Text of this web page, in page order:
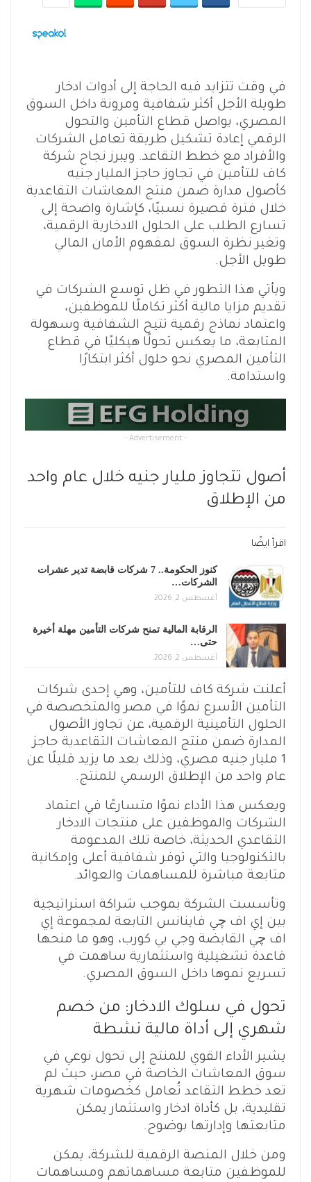
في وقت تتزايد فيه الحاجة إلى أدوات ادخار
طويلة الأجل أكثر شفافية ومرونة داخل السوق
المصري، يواصل قطاع التأمين والتحول
الرقمي إعادة تشكيل طريقة تعامل الشركات
والأفراد مع خطط التقاعد. ويبرز نجاح شركة
كاف للتأمين في تجاوز حاجز المليار جنيه
كأصول مدارة ضمن منتج المعاشات التقاعدية
خلال فترة قصيرة نسبيًا، كإشارة واضحة إلى
تسارع الطلب على الحلول الادخارية الرقمية،
وتغير نظرة السوق لمفهوم الأمان المالي
طويل الأجل.
ويأتي هذا التطور في ظل توسع الشركات في
تقديم مزايا مالية أكثر تكاملًا للموظفين،
واعتماد نماذج رقمية تتيح الشفافية وسهولة
المتابعة، ما يعكس تحولًا هيكليًا في قطاع
التأمين المصري نحو حلول أكثر ابتكارًا
واستدامة.
- Advertisement -
أصول تتجاوز مليار جنيه خلال عام واحد
من الإطلاق
اقرأ ايضًا
كنوز الحكومة.. 7 شركات قابضة تدير عشرات
الشركات…
أغسطس 2, 2026
الرقابة المالية تمنح شركات التأمين مهلة أخيرة
حتى…
أغسطس 2, 2026
أعلنت شركة كاف للتأمين، وهي إحدى شركات
التأمين الأسرع نموًا في مصر والمتخصصة في
الحلول التأمينية الرقمية، عن تجاوز الأصول
المدارة ضمن منتج المعاشات التقاعدية حاجز
1 مليار جنيه مصري، وذلك بعد ما يزيد قليلًا عن
عام واحد من الإطلاق الرسمي للمنتج.
ويعكس هذا الأداء نموًا متسارعًا في اعتماد
الشركات والموظفين على منتجات الادخار
التقاعدي الحديثة، خاصة تلك المدعومة
بالتكنولوجيا والتي توفر شفافية أعلى وإمكانية
متابعة مباشرة للمساهمات والعوائد.
وتأسست الشركة بموجب شراكة استراتيجية
بين إي اف چي فاينانس التابعة لمجموعة إي
اف چي القابضة وجي بي كورب، وهو ما منحها
قاعدة تشغيلية واستثمارية ساهمت في
تسريع نموها داخل السوق المصري.
تحول في سلوك الادخار: من خصم
شهري إلى أداة مالية نشطة
يشير الأداء القوي للمنتج إلى تحول نوعي في
سوق المعاشات الخاصة في مصر، حيث لم
تعد خطط التقاعد تُعامل كخصومات شهرية
تقليدية، بل كأداة ادخار واستثمار يمكن
متابعتها وإدارتها بوضوح.
ومن خلال المنصة الرقمية للشركة، يمكن
للموظفين متابعة مساهماتهم ومساهمات